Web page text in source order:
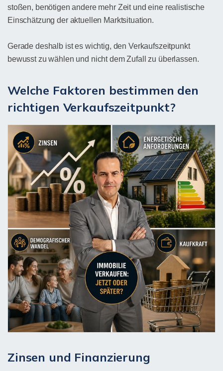
stoßen, benötigen andere mehr Zeit und eine realistische
Einschätzung der aktuellen Marktsituation.
Gerade deshalb ist es wichtig, den Verkaufszeitpunkt
bewusst zu wählen und nicht dem Zufall zu überlassen.
Welche Faktoren bestimmen den
richtigen Verkaufszeitpunkt?
Zinsen und Finanzierung